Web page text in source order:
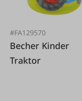
#FA129570
Becher Kinder
Traktor